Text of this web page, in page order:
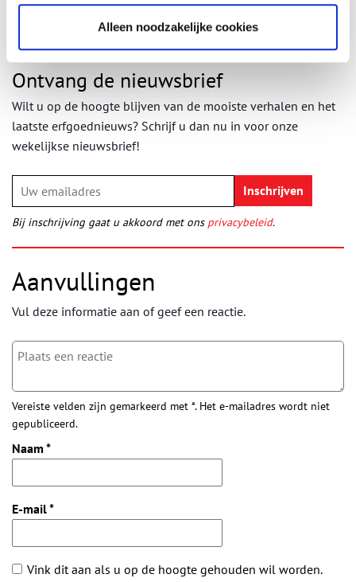
Alleen noodzakelijke cookies
Ontvang de nieuwsbrief
Wilt u op de hoogte blijven van de mooiste verhalen en het
laatste erfgoednieuws? Schrijf u dan nu in voor onze
wekelijkse nieuwsbrief!
Bij inschrijving gaat u akkoord met ons privacybeleid.
Aanvullingen
Vul deze informatie aan of geef een reactie.
Vereiste velden zijn gemarkeerd met *. Het e-mailadres wordt niet
gepubliceerd.
Naam *
E-mail*
Vink dit aan als u op de hoogte gehouden wil worden.